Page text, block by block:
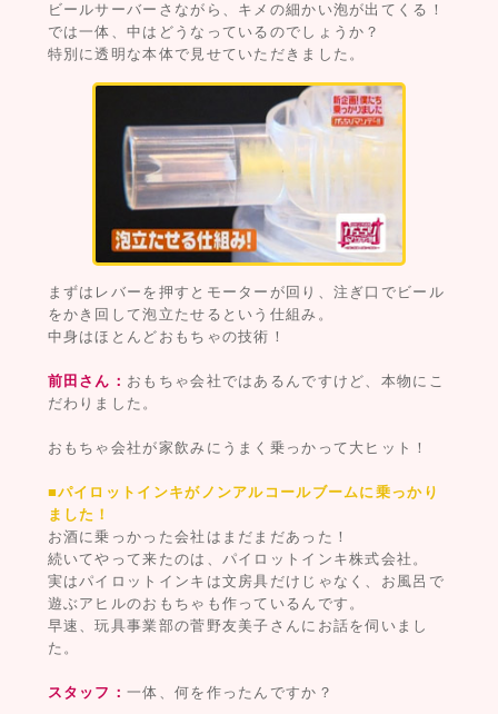
ビールサーバーさながら、キメの細かい泡が出てくる！
では一体、中はどうなっているのでしょうか？
特別に透明な本体で見せていただきました。
まずはレバーを押すとモーターが回り、注ぎ口でビール
をかき回して泡立たせるという仕組み。
中身はほとんどおもちゃの技術！
前田さん： おもちゃ会社ではあるんですけど、本物にこ
だわりました。
おもちゃ会社が家飲みにうまく乗っかって大ヒット！
■パイロットインキがノンアルコールブームに乗っかり
ました！
お酒に乗っかった会社はまだまだあった！
続いてやって来たのは、パイロットインキ株式会社。
実はパイロットインキは文房具だけじゃなく、お風呂で
遊ぶアヒルのおもちゃも作っているんです。
早速、玩具事業部の菅野友美子さんにお話を伺いまし
た。
スタッフ：一体、何を作ったんですか？